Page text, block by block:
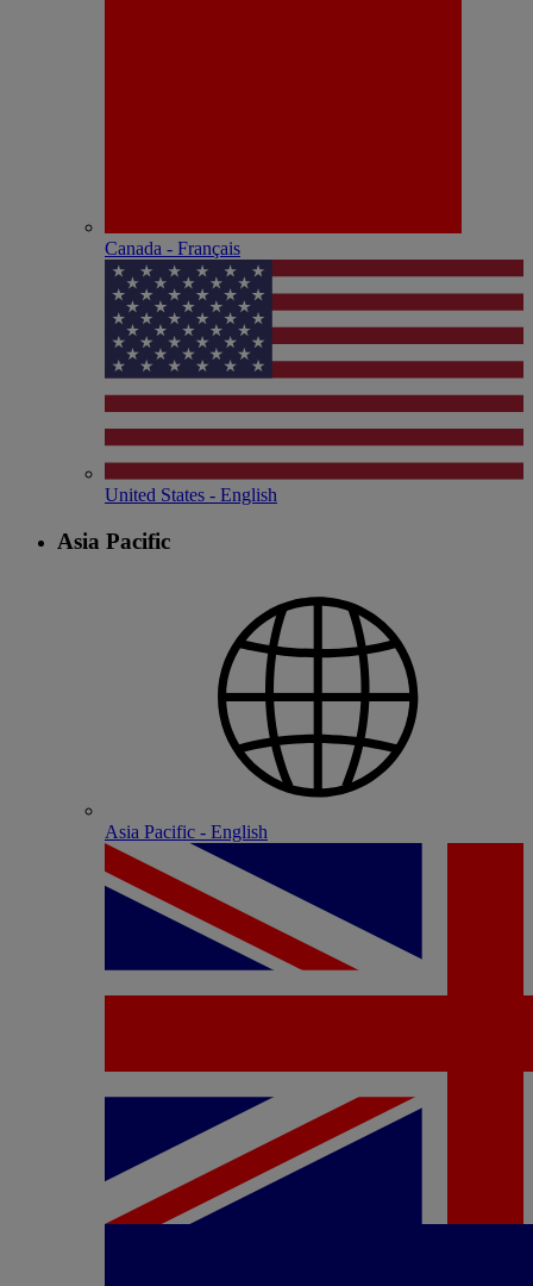
Canada - Français
United States - English
Asia Pacific
Asia Pacific - English